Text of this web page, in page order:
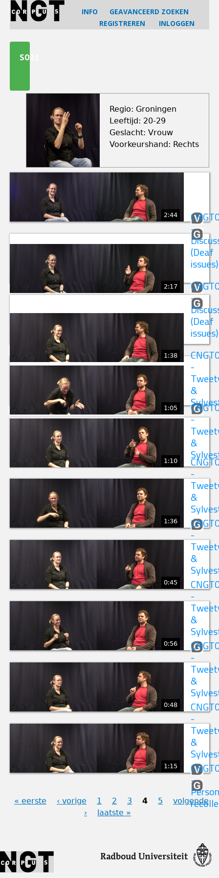
Jump
navigation
INFO
GEAVANCEERD ZOEKEN
REGISTREREN
INLOGGEN
topS021
Regio: Groningen
Leeftijd: 20-29
Geslacht: Vrouw
Voorkeurshand: Rechts
2:44
-
(Deaf
issues)
2:17
-
(Deaf
issues)
1:38
-
&
1:05
-
&
1:10
-
&
1:36
-
&
0:45
-
&
0:56
-
&
0:48
-
&
1:15
-
« eerste ‹ vorige 1 2 3 4 5
volgende
›
laatste »